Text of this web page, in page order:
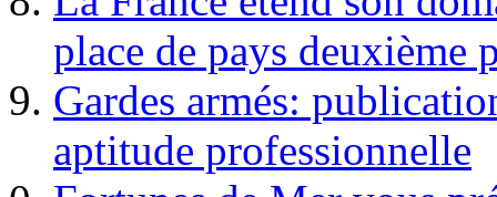
place de pays deuxième
Gardes armés:
aptitude professionnelle